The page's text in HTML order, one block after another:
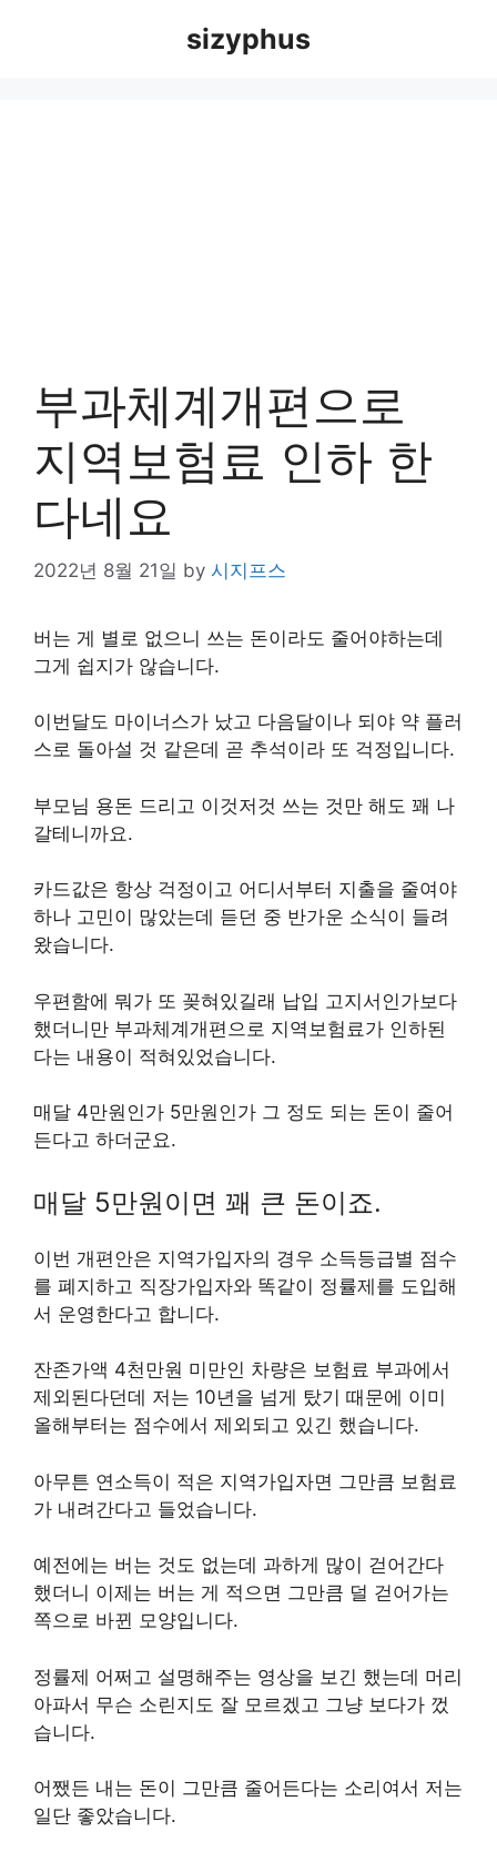
sizyphus
부과체계개편으로
지역보험료 인하 한
다네요
2022년 8월 21일 by 시지프스
버는 게 별로 없으니 쓰는 돈이라도 줄어야하는데
그게 쉽지가 않습니다.
이번달도 마이너스가 났고 다음달이나 되야 약 플러
스로 돌아설 것 같은데 곧 추석이라 또 걱정입니다.
부모님 용돈 드리고 이것저것 쓰는 것만 해도 꽤 나
갈테니까요.
카드값은 항상 걱정이고 어디서부터 지출을 줄여야
하나 고민이 많았는데 듣던 중 반가운 소식이 들려
왔습니다.
우편함에 뭐가 또 꽂혀있길래 납입 고지서인가보다
했더니만 부과체계개편으로 지역보험료가 인하된
다는 내용이 적혀있었습니다.
매달 4만원인가 5만원인가 그 정도 되는 돈이 줄어
든다고 하더군요.
매달 5만원이면 꽤 큰 돈이죠.
이번 개편안은 지역가입자의 경우 소득등급별 점수
를 폐지하고 직장가입자와 똑같이 정률제를 도입해
서 운영한다고 합니다.
잔존가액 4천만원 미만인 차량은 보험료 부과에서
제외된다던데 저는 10년을 넘게 탔기 때문에 이미
올해부터는 점수에서 제외되고 있긴 했습니다.
아무튼 연소득이 적은 지역가입자면 그만큼 보험료
가 내려간다고 들었습니다.
예전에는 버는 것도 없는데 과하게 많이 걷어간다
했더니 이제는 버는 게 적으면 그만큼 덜 걷어가는
쪽으로 바뀐 모양입니다.
정률제 어쩌고 설명해주는 영상을 보긴 했는데 머리
아파서 무슨 소린지도 잘 모르겠고 그냥 보다가 껐
습니다.
어쨌든 내는 돈이 그만큼 줄어든다는 소리여서 저는
일단 좋았습니다.